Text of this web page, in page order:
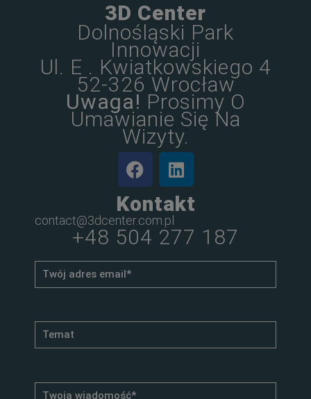
3D Center
Dolnośląski Park
Innowacji
Ul. E . Kwiatkowskiego 4
52-326 Wrocław
Uwaga! Prosimy O
Umawianie Się Na
Wizyty.
Kontakt
contact@3dcenter.com.pl
+48 504 277 187